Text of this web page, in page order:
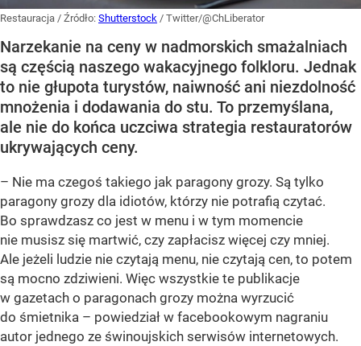
Restauracja / Źródło: Shutterstock / Twitter/@ChLiberator
Narzekanie na ceny w nadmorskich smażalniach
są częścią naszego wakacyjnego folkloru. Jednak
to nie głupota turystów, naiwność ani niezdolność
mnożenia i dodawania do stu. To przemyślana,
ale nie do końca uczciwa strategia restauratorów
ukrywających ceny.
– Nie ma czegoś takiego jak paragony grozy. Są tylko
paragony grozy dla idiotów, którzy nie potrafią czytać.
Bo sprawdzasz co jest w menu i w tym momencie
nie musisz się martwić, czy zapłacisz więcej czy mniej.
Ale jeżeli ludzie nie czytają menu, nie czytają cen, to potem
są mocno zdziwieni. Więc wszystkie te publikacje
w gazetach o paragonach grozy można wyrzucić
do śmietnika – powiedział w facebookowym nagraniu
autor jednego ze świnoujskich serwisów internetowych.